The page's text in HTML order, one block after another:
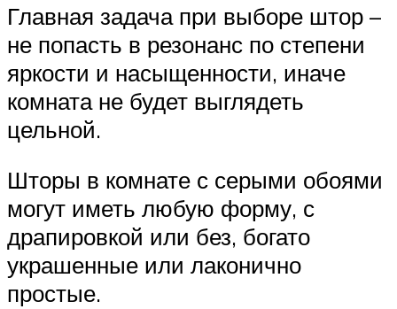
Главная задача при выборе штор –
не попасть в резонанс по степени
яркости и насыщенности, иначе
комната не будет выглядеть
цельной.
Шторы в комнате с серыми обоями
могут иметь любую форму, с
драпировкой или без, богато
украшенные или лаконично
простые.